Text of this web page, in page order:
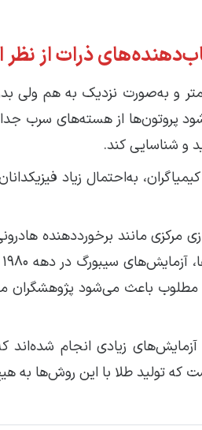
ذرات از
و به‌صورت نزدیک به هم ولی
پروتون‌ها از هسته‌های سرب
و شناسایی کند.
به‌احتمال زیاد
مرکزی مانند برخورددهنده
باعث می‌شود پژوهشگران
به بعد، آزمایش‌های زیادی
تولید طلا با این روش‌ها به